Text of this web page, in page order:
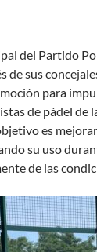
del Partido
de sus
para
de pádel de
es
su uso
de las